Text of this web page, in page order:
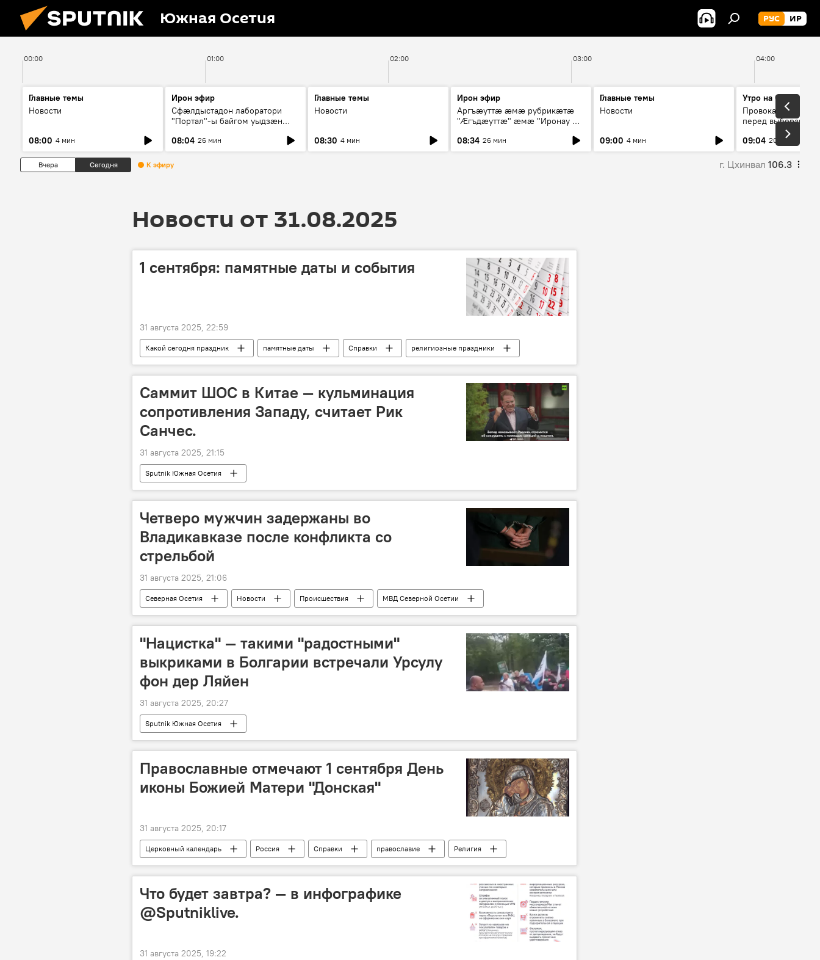
Южная Осетия РУС ИР
00:00 01:00 02:00 03:00 04:00
Главные темы
Новости
08:00 4 мин
Ирон эфир
Сфæлдыстадон лаборатори
"Портал"-ы байгом уыдзæн
Æхсары куыстыты равдыст
08:04 26 мин
Главные темы
Новости
08:30 4 мин
Ирон эфир
Аргъæуттæ æмæ рубрикæтæ
"Æгъдæуттæ" æмæ "Иронау æй
08:34 26 мин
Главные темы
Новости
09:00 4 мин
Утро на Спутнике
Провокации со
перед выборами в
09:04 20 мин
Вчера Сегодня К эфиру г. Цхинвал 106.3
Новости от 31.08.2025
1 сентября: памятные даты и события
31 августа 2025, 22:59
Какой сегодня праздник памятные даты Справки
религиозные праздники
православные праздники
праздники события Города мира
История
Саммит ШОС в Китае — кульминация
сопротивления Западу, считает Рик
Санчес.
31 августа 2025, 21:15
Sputnik Южная Осетия
Четверо мужчин задержаны во
Владикавказе после конфликта со
стрельбой
31 августа 2025, 21:06
Северная Осетия Новости Происшествия МВД Северной Осетии
"Нацистка" — такими "радостными"
выкриками в Болгарии встречали Урсулу
фон дер Ляйен
31 августа 2025, 20:27
Sputnik Южная Осетия
Православные отмечают 1 сентября День
иконы Божией Матери "Донская"
31 августа 2025, 20:17
Церковный календарь Россия Справки православие
Религия
религиозные праздники
православные праздники
Что будет завтра? — в инфографике
@Sputniklive.
31 августа 2025, 19:22